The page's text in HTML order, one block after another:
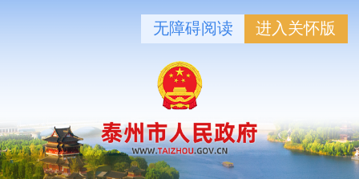
无障碍阅读 进入关怀版